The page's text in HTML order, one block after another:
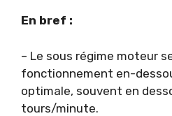
En bref :
– Le sous régime moteur
fonctionnement en-
optimale, souvent en
tours/minute.